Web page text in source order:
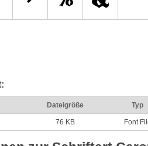
Dateigröße Typ
76 KB Font